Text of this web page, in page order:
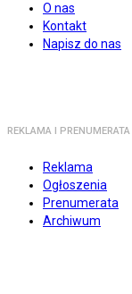
O nas
Kontakt
Napisz do nas
REKLAMA I PRENUMERATA
Reklama
Ogłoszenia
Prenumerata
Archiwum